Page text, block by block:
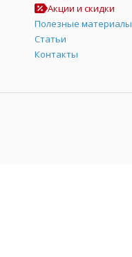
Акции и скидки
Полезные материалы
Статьи
Контакты